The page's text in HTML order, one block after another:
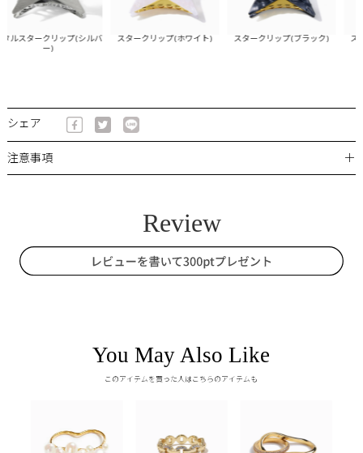
スタークリップ(シルバ
ー)
スタークリップ(ホワイト) スタークリップ(ブラック) スタ
シェア
注意事項 ＋
You May Also Like
このアイテムを買った人はこちらのアイテムも